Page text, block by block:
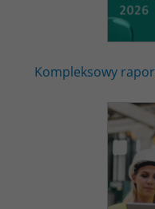
Kompleksowy